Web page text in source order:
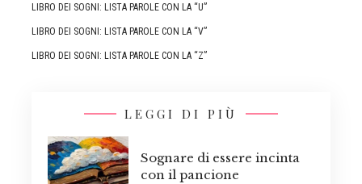
LIBRO DEI SOGNI: LISTA PAROLE CON LA “U”
LIBRO DEI SOGNI: LISTA PAROLE CON LA “V”
LIBRO DEI SOGNI: LISTA PAROLE CON LA “Z”
LEGGI DI PIÙ
Sognare di essere incinta
con il pancione